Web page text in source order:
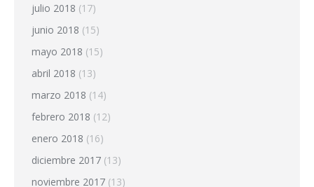
julio 2018 (17)
junio 2018 (15)
mayo 2018 (15)
abril 2018 (13)
marzo 2018 (14)
febrero 2018 (12)
enero 2018 (16)
diciembre 2017 (13)
noviembre 2017 (13)